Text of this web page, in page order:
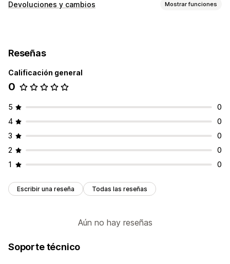
Devoluciones y cambios Mostrar funciones
Cambios Reemplazos
Crédito en tienda
Devoluciones de regalos
Gestión de devoluciones
Motivos de devolución
Notificaciones de correo electrónico
Promoción de marca personalizada
Gestión de reembolsos Actualizaciones de existencias
Informes y estadísticas
Reseñas
Calificación general
0
5
0
4
0
3
0
2
0
1
0
Escribir una reseña Todas las reseñas
Aún no hay reseñas
Soporte técnico